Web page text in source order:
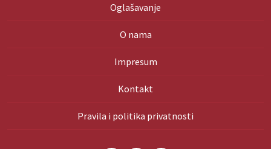
Oglašavanje
O nama
Impresum
Kontakt
Pravila i politika privatnosti